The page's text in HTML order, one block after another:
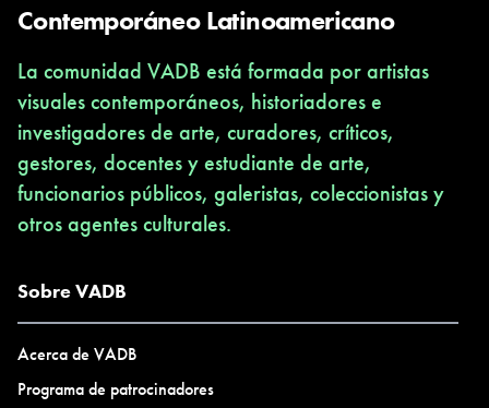
Contemporáneo Latinoamericano
La comunidad VADB está formada por artistas
visuales contemporáneos, historiadores e
investigadores de arte, curadores, críticos,
gestores, docentes y estudiante de arte,
funcionarios públicos, galeristas, coleccionistas y
otros agentes culturales.
Sobre VADB
Acerca de VADB
Programa de patrocinadores